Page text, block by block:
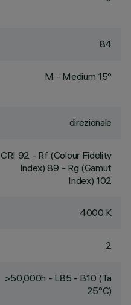
84
M - Medium 15°
direzionale
CRI 92 - Rf (Colour Fidelity
Index) 89 - Rg (Gamut
Index) 102
4000 K
2
>50,000h - L85 - B10 (Ta
25°C)